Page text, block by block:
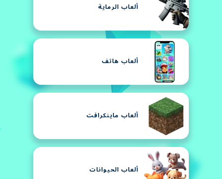
ألعاب الرماية
ألعاب هاتف
ألعاب ماينكرافت
ألعاب الحيوانات